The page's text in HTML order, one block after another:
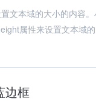
文本域的大小的内容
属性来设置文本域
边框